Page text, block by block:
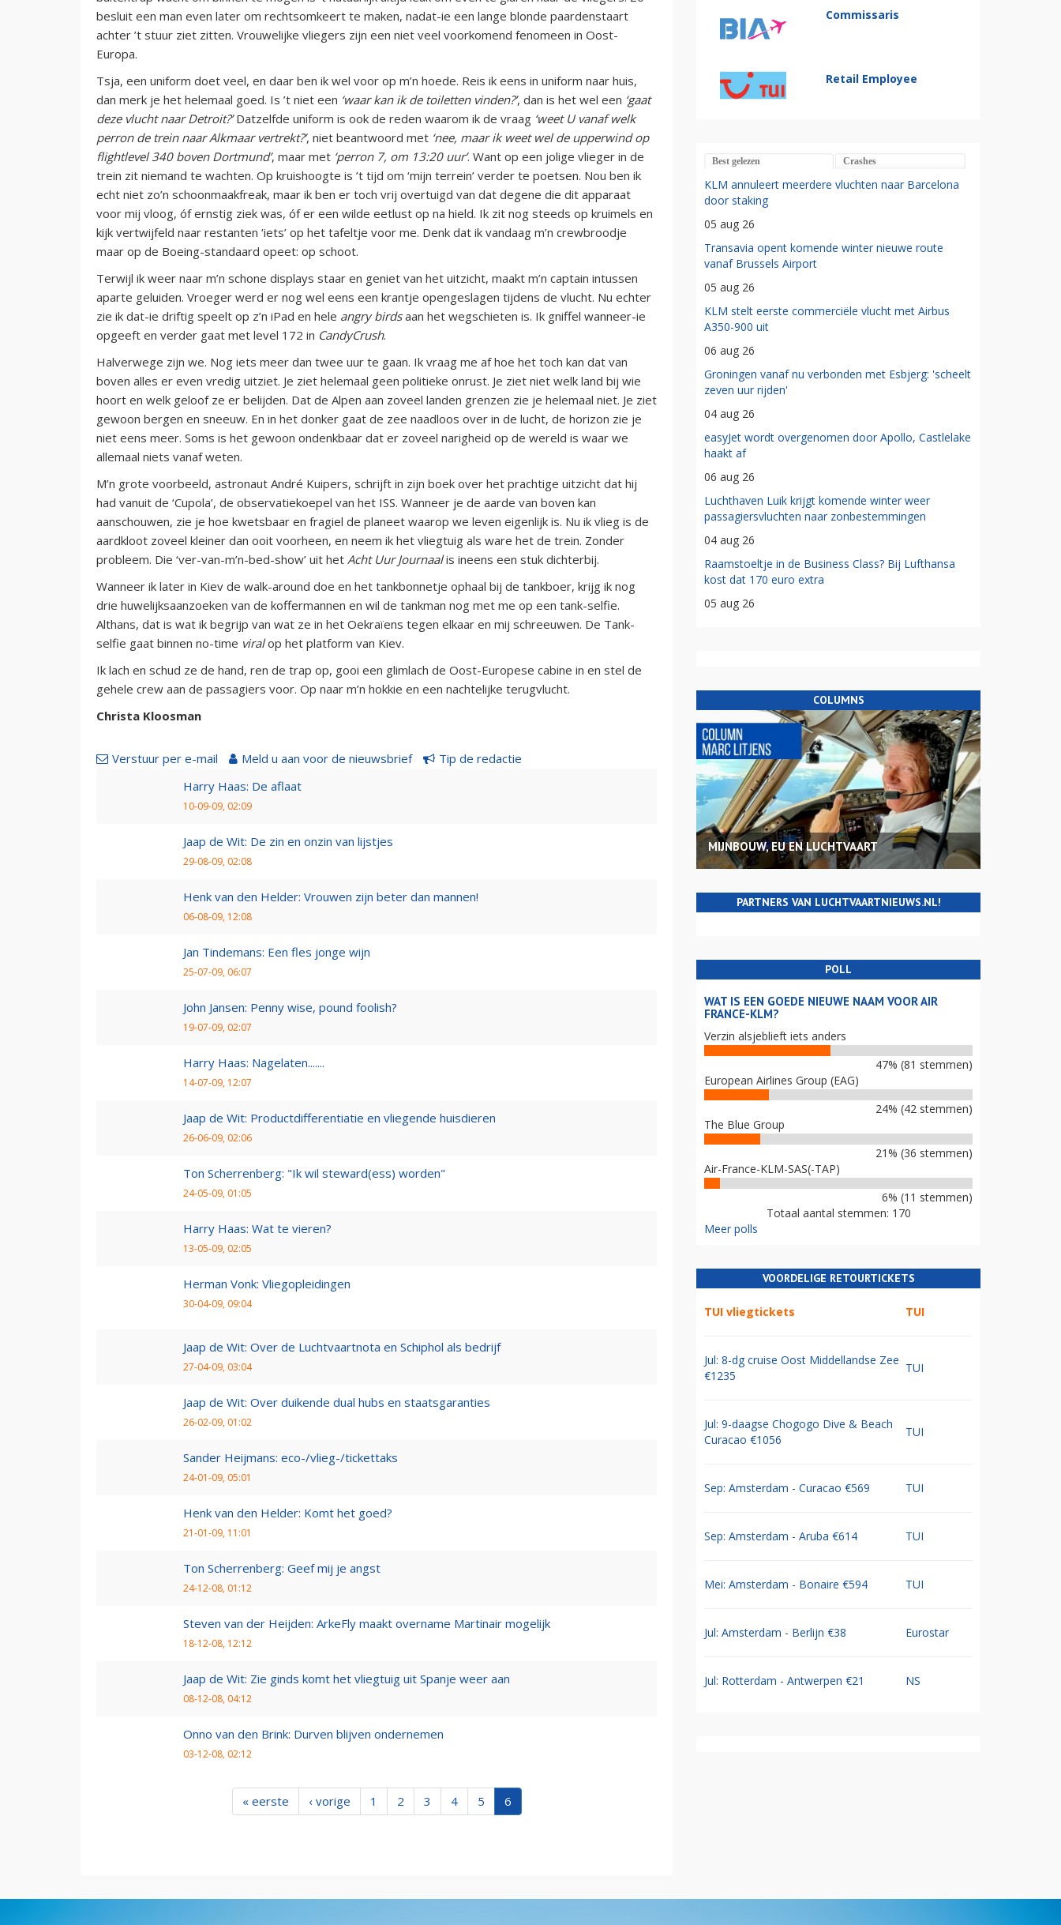
besluit een man even later om rechtsomkeert te maken, nadat-ie een lange blonde paardenstaart
achter ’t stuur ziet zitten. Vrouwelijke vliegers zijn een niet veel voorkomend fenomeen in Oost-
Europa.
Tsja, een uniform doet veel, en daar ben ik wel voor op m’n hoede. Reis ik eens in uniform naar huis,
dan merk je het helemaal goed. Is ’t niet een ‘waar kan ik de toiletten vinden?’, dan is het wel een ‘gaat
deze vlucht naar Detroit?’Datzelfde uniform is ook de reden waarom ik de vraag ‘weet U vanaf welk
perron de trein naar Alkmaar vertrekt?’, niet beantwoord met ‘nee, maar ik weet wel de upperwind op
flightlevel 340 boven Dortmund’, maar met ‘perron 7, om 13:20 uur’. Want op een jolige vlieger in de
trein zit niemand te wachten. Op kruishoogte is ’t tijd om ‘mijn terrein’ verder te poetsen. Nou ben ik
echt niet zo’n schoonmaakfreak, maar ik ben er toch vrij overtuigd van dat degene die dit apparaat
voor mij vloog, óf ernstig ziek was, óf er een wilde eetlust op na hield. Ik zit nog steeds op kruimels en
kijk vertwijfeld naar restanten ‘iets’ op het tafeltje voor me. Denk dat ik vandaag m’n crewbroodje
maar op de Boeing-standaard opeet: op schoot.
Terwijl ik weer naar m’n schone displays staar en geniet van het uitzicht, maakt m’n captain intussen
aparte geluiden. Vroeger werd er nog wel eens een krantje opengeslagen tijdens de vlucht. Nu echter
zie ik dat-ie driftig speelt op z’n iPad en hele angry birdsaan het wegschieten is. Ik gniffel wanneer-ie
opgeeft en verder gaat met level 172 in CandyCrush.
Halverwege zijn we. Nog iets meer dan twee uur te gaan. Ik vraag me af hoe het toch kan dat van
boven alles er even vredig uitziet. Je ziet helemaal geen politieke onrust. Je ziet niet welk land bij wie
hoort en welk geloof ze er belijden. Dat de Alpen aan zoveel landen grenzen zie je helemaal niet. Je ziet
gewoon bergen en sneeuw. En in het donker gaat de zee naadloos over in de lucht, de horizon zie je
niet eens meer. Soms is het gewoon ondenkbaar dat er zoveel narigheid op de wereld is waar we
allemaal niets vanaf weten.
M’n grote voorbeeld, astronaut André Kuipers, schrijft in zijn boek over het prachtige uitzicht dat hij
had vanuit de ‘Cupola’, de observatiekoepel van het ISS. Wanneer je de aarde van boven kan
aanschouwen, zie je hoe kwetsbaar en fragiel de planeet waarop we leven eigenlijk is. Nu ik vlieg is de
aardkloot zoveel kleiner dan ooit voorheen, en neem ik het vliegtuig als ware het de trein. Zonder
probleem. Die ‘ver-van-m’n-bed-show’ uit het Acht Uur Journaalis ineens een stuk dichterbij.
Wanneer ik later in Kiev de walk-around doe en het tankbonnetje ophaal bij de tankboer, krijg ik nog
drie huwelijksaanzoeken van de koffermannen en wil de tankman nog met me op een tank-selfie.
Althans, dat is wat ik begrijp van wat ze in het Oekraïens tegen elkaar en mij schreeuwen. De Tank-
selfie gaat binnen no-time viralop het platform van Kiev.
Ik lach en schud ze de hand, ren de trap op, gooi een glimlach de Oost-Europese cabine in en stel de
gehele crew aan de passagiers voor. Op naar m’n hokkie en een nachtelijke terugvlucht.
Christa Kloosman
Verstuur per e-mail Meld u aan voor de nieuwsbrief
Tip de redactie
Harry Haas: De aflaat
10-09-09, 02:09
Jaap de Wit: De zin en onzin van lijstjes
29-08-09, 02:08
Henk van den Helder: Vrouwen zijn beter dan mannen!
06-08-09, 12:08
Jan Tindemans: Een fles jonge wijn
25-07-09, 06:07
John Jansen: Penny wise, pound foolish?
19-07-09, 02:07
Harry Haas: Nagelaten.......
14-07-09, 12:07
Jaap de Wit: Productdifferentiatie en vliegende huisdieren
26-06-09, 02:06
Ton Scherrenberg: "Ik wil steward(ess) worden"
24-05-09, 01:05
Harry Haas: Wat te vieren?
13-05-09, 02:05
Herman Vonk: Vliegopleidingen
30-04-09, 09:04
Jaap de Wit: Over de Luchtvaartnota en Schiphol als bedrijf
27-04-09, 03:04
Jaap de Wit: Over duikende dual hubs en staatsgaranties
26-02-09, 01:02
Sander Heijmans: eco-/vlieg-/tickettaks
24-01-09, 05:01
Henk van den Helder: Komt het goed?
21-01-09, 11:01
Ton Scherrenberg: Geef mij je angst
24-12-08, 01:12
Steven van der Heijden: ArkeFly maakt overname Martinair mogelijk
18-12-08, 12:12
Jaap de Wit: Zie ginds komt het vliegtuig uit Spanje weer aan
08-12-08, 04:12
Onno van den Brink: Durven blijven ondernemen
03-12-08, 02:12
« eerste ‹ vorige 1 2 3 4 5 6
Commissaris
Retail Employee
Best gelezen Crashes
KLM annuleert meerdere vluchten naar Barcelona
door staking
05 aug 26
Transavia opent komende winter nieuwe route
vanaf Brussels Airport
05 aug 26
KLM stelt eerste commerciële vlucht met Airbus
A350-900 uit
06 aug 26
Groningen vanaf nu verbonden met Esbjerg: 'scheelt
zeven uur rijden'
04 aug 26
easyJet wordt overgenomen door Apollo, Castlelake
haakt af
06 aug 26
Luchthaven Luik krijgt komende winter weer
passagiersvluchten naar zonbestemmingen
04 aug 26
Raamstoeltje in de Business Class? Bij Lufthansa
kost dat 170 euro extra
05 aug 26
COLUMNS
MIJNBOUW, EU EN LUCHTVAART
PARTNERS VAN LUCHTVAARTNIEUWS.NL!
POLL
WAT IS EEN GOEDE NIEUWE NAAM VOOR AIR
FRANCE-KLM?
Verzin alsjeblieft iets anders
47% (81 stemmen)
European Airlines Group (EAG)
24% (42 stemmen)
The Blue Group
21% (36 stemmen)
Air-France-KLM-SAS(-TAP)
6% (11 stemmen)
Totaal aantal stemmen: 170
Meer polls
VOORDELIGE RETOURTICKETS
TUI vliegtickets TUI
Jul: 8-dg cruise Oost Middellandse Zee
€1235
TUI
Jul: 9-daagse Chogogo Dive & Beach
Curacao €1056
TUI
Sep: Amsterdam - Curacao €569 TUI
Sep: Amsterdam - Aruba €614 TUI
Mei: Amsterdam - Bonaire €594 TUI
Jul: Amsterdam - Berlijn €38 Eurostar
Jul: Rotterdam - Antwerpen €21 NS